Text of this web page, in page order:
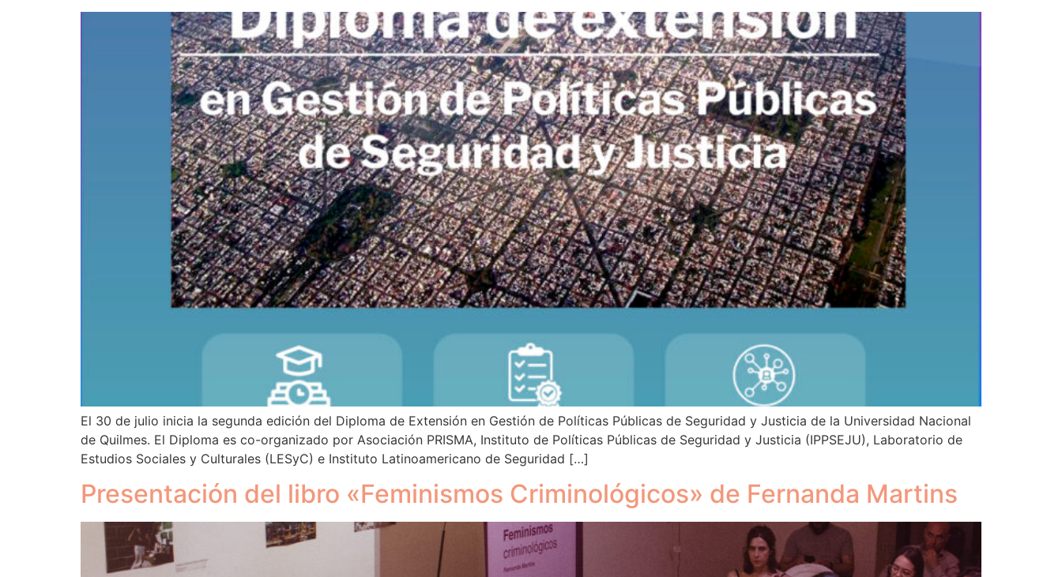
El 30 de julio inicia la segunda edición del Diploma de Extensión en Gestión de Políticas Públicas de Seguridad y Justicia de la Universidad Nacional
de Quilmes. El Diploma es co-organizado por Asociación PRISMA, Instituto de Políticas Públicas de Seguridad y Justicia (IPPSEJU), Laboratorio de
Estudios Sociales y Culturales (LESyC) e Instituto Latinoamericano de Seguridad […]
Presentación del libro «Feminismos Criminológicos» de Fernanda Martins